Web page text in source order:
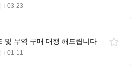
03-23
및 무역 구매 대행 해드립니다
01-11